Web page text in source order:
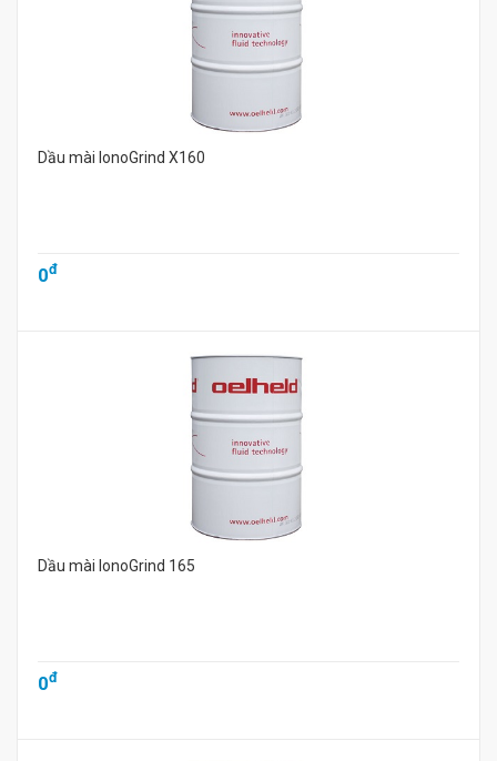
Dầu mài IonoGrind X160
0đ
Dầu mài IonoGrind 165
0đ